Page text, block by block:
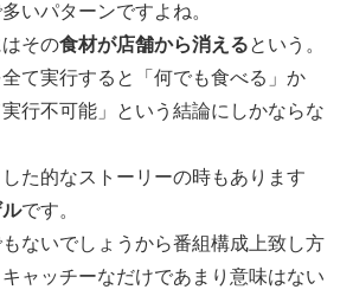
いパターンですよね。
その食材が店舗から消えるという。
て実行すると「何でも食べる」か
実行不可能」という結論にしかならな
た的なストーリーの時もあります
です。
ないでしょうから番組構成上致し方
ャッチーなだけであまり意味はない